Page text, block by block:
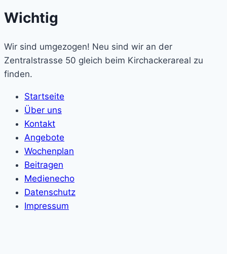
Wichtig
Wir sind umgezogen! Neu sind wir an der
Zentralstrasse 50 gleich beim Kirchackerareal zu
finden.
Startseite
Über uns
Kontakt
Angebote
Wochenplan
Beitragen
Medienecho
Datenschutz
Impressum